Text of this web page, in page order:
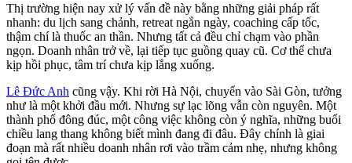
Thị trường hiện nay xử lý vấn đề này bằng những giải pháp rất
nhanh: du lịch sang chảnh, retreat ngắn ngày, coaching cấp tốc,
thậm chí là thuốc an thần. Nhưng tất cả đều chỉ chạm vào phần
ngọn. Doanh nhân trở về, lại tiếp tục guồng quay cũ. Cơ thể chưa
kịp hồi phục, tâm trí chưa kịp lắng xuống.
Lê Đức Anh cũng vậy. Khi rời Hà Nội, chuyển vào Sài Gòn, tưởng
như là một khởi đầu mới. Nhưng sự lạc lõng vẫn còn nguyên. Một
thành phố đông đúc, một công việc không còn ý nghĩa, những buổi
chiều lang thang không biết mình đang đi đâu. Đây chính là giai
đoạn mà rất nhiều doanh nhân rơi vào trầm cảm nhẹ, nhưng không